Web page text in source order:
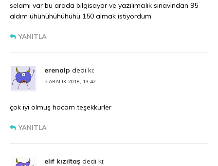
selamı var bu arada bilgisayar ve yazılımcılık sınavından 95
aldım ühühühühühühü 150 almak istiyordum
YANITLA
erenalp dedi ki:
5 ARALIK 2018, 13:42
çok iyi olmuş hocam teşekkürler
YANITLA
elif kızıltaş dedi ki: